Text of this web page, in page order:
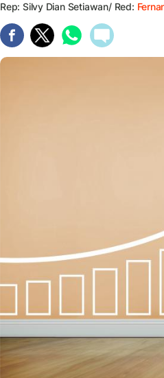
Rep: Silvy Dian Setiawan/ Red: